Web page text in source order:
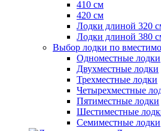
410 см
420 см
Лодки длиной 320
Лодки длиной 380
Выбор лодки по
Одноместные лодки
Двухместные лодки
Трехместные лодки
Четырехместные
Пятиместные лодки
Шестиместные
Семиместные лодки